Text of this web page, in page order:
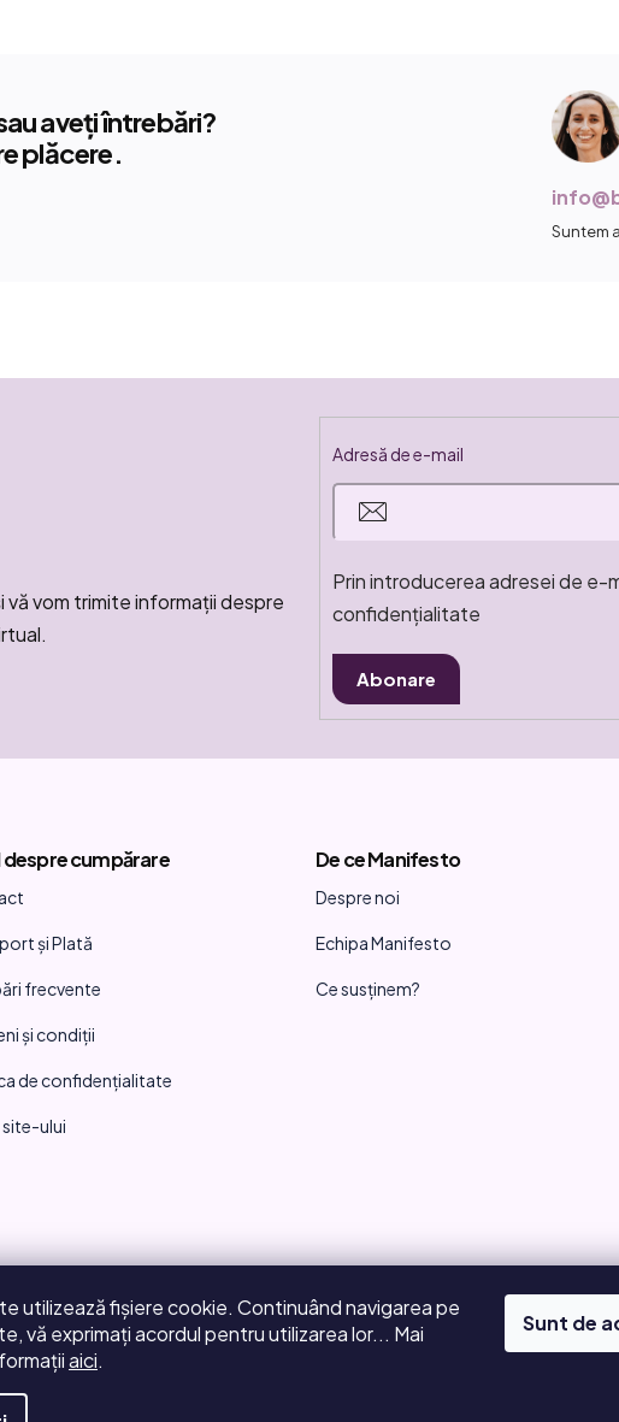
utilizează fișiere cookie. Continuând navigarea pe
vă exprimați acordul pentru utilizarea lor... Mai
aici.
Sunt de
aveți întrebări?
plăcere.
Suntem
vom trimite informaţii despre
Adresă de e-mail
Prin introducerea adresei de e-
confidențialitate
Abonare
despre cumpărare
și Plată
frecvente
și condiții
de confidențialitate
ului
De ce Manifesto
Despre noi
Echipa Manifesto
Ce susținem?